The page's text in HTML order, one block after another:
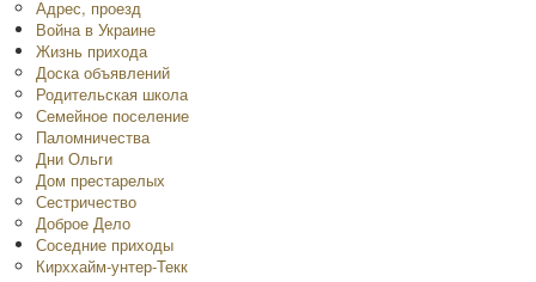
Адрес, проезд
Война в Украине
Жизнь прихода
Доска объявлений
Родительская школа
Семейное поселение
Паломничества
Дни Ольги
Дом престарелых
Сестричество
Доброе Дело
Соседние приходы
Кирххайм-унтер-Текк